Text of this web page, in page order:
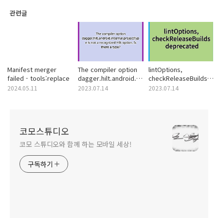
관련글
Manifest merger
failed - tools:replace
2024.05.11
The compiler option
dagger.hilt.android.internal.projectType
is not a recognized
2023.07.14
lintOptions,
checkReleaseBuilds
deprecated
2023.07.14
코모스튜디오
코모 스튜디오와 함께 하는 모바일 세상!
구독하기